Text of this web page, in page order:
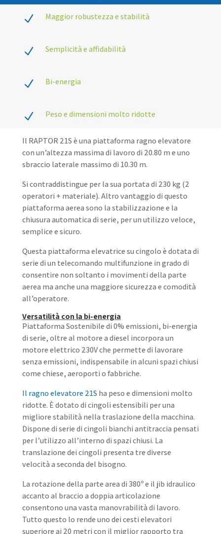
N Maggior robustezza e stabilità
N Semplicità e affidabilità
N Bi-energia
N Peso e dimensioni molto ridotte
Il RAPTOR 21S è una piattaforma ragno elevatore
con un’altezza massima di lavoro di 20.80 m e uno
sbraccio laterale massimo di 10.30 m.
Si contraddistingue per la sua portata di 230 kg (2
operatori + materiale). Altro vantaggio di questo
piattaforma aerea sono la stabilizzazione e la
chiusura automatica di serie, per un utilizzo veloce,
semplice e sicuro.
Questa piattaforma elevatrice su cingolo è dotata di
serie di un telecomando multifunzione in grado di
consentire non soltanto i movimenti della parte
aerea ma anche una maggiore sicurezza e comodità
all’operatore.
Versatilità con la bi-energia
Piattaforma Sostenibile di 0% emissioni, bi-energia
di serie, oltre al motore a diesel incorpora un
motore elettrico 230V che permette di lavorare
senza emissioni, indispensabile in alcuni spazi chiusi
come chiese, aeroporti o fabbriche.
Il ragno elevatore 21S ha peso e dimensioni molto
ridotte. È dotato di cingoli estensibili per una
migliore stabilità nella traslazione della macchina.
Dispone di serie di cingoli bianchi antitraccia pensati
per l’utilizzo all’interno di spazi chiusi. La
translazione dei cingoli presenta tre diverse
velocità a seconda del bisogno.
La rotazione della parte area di 380º e il jib idraulico
accanto al braccio a doppia articolazione
consentono una vasta manovrabilità di lavoro.
Tutto questo lo rende uno dei cesti elevatori
superiore ai 20 metri con il miglior rapporto tra